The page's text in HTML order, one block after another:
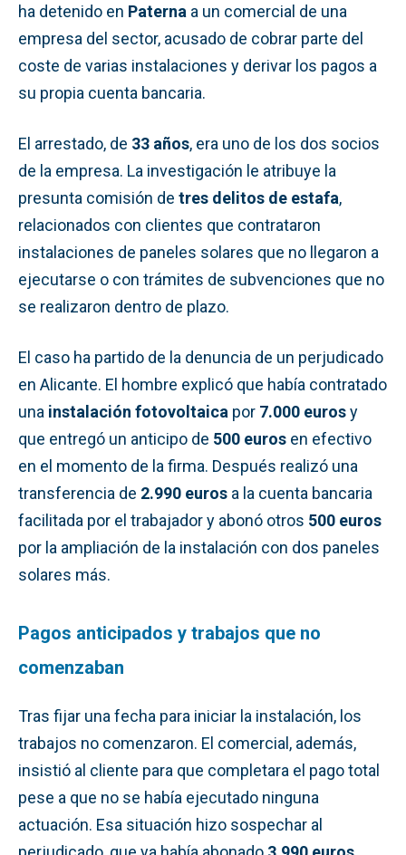
ha detenido en Paterna a un comercial de una
empresa del sector, acusado de cobrar parte del
coste de varias instalaciones y derivar los pagos a
su propia cuenta bancaria.
El arrestado, de 33 años, era uno de los dos socios
de la empresa. La investigación le atribuye la
presunta comisión de tres delitos de estafa,
relacionados con clientes que contrataron
instalaciones de paneles solares que no llegaron a
ejecutarse o con trámites de subvenciones que no
se realizaron dentro de plazo.
El caso ha partido de la denuncia de un perjudicado
en Alicante. El hombre explicó que había contratado
una instalación fotovoltaica por 7.000 eurosy
que entregó un anticipo de 500 euros en efectivo
en el momento de la firma. Después realizó una
transferencia de 2.990 euros a la cuenta bancaria
facilitada por el trabajador y abonó otros 500 euros
por la ampliación de la instalación con dos paneles
solares más.
Pagos anticipados y trabajos que no
comenzaban
Tras fijar una fecha para iniciar la instalación, los
trabajos no comenzaron. El comercial, además,
insistió al cliente para que completara el pago total
pese a que no se había ejecutado ninguna
actuación. Esa situación hizo sospechar al